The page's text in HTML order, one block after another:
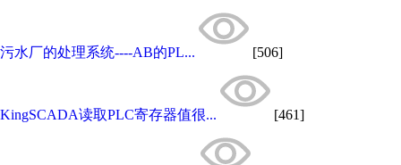
污水厂的处理系统----AB的PL... [506]
KingSCADA读取PLC寄存器值很... [461]